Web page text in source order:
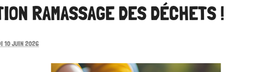
RAMASSAGE DES DÉCHETS !
10 JUIN 2026